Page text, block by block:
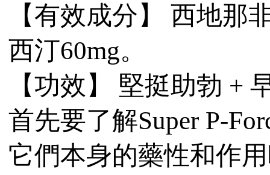
【有效成分】 西地那
西汀60mg。
【功效】 堅挺助勃 +
首先要了解Super P-
它們本身的藥性和作